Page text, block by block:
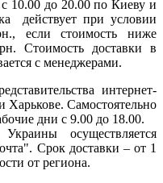
с 10.00 до 20.00 по Киеву и
действует при условии
если стоимость ниже
Стоимость доставки в
с менеджерами.
интернет-
Харькове. Самостоятельно
дни с 9.00 до 18.00.
осуществляется
Срок доставки – от 1
от региона.